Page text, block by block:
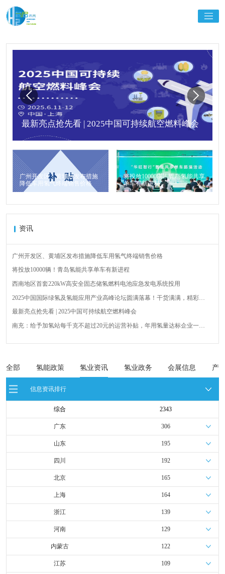
最新亮点抢先看 | 2025中国可持续航空燃料峰会
广州开发区、黄埔区发布措施
降低车用氢气终端销售价格
将投放10000辆！青岛氢能共享
单车有新进程
资讯
广州开发区、黄埔区发布措施降低车用氢气终端销售价格
将投放10000辆！青岛氢能共享单车有新进程
西南地区首套220kW高安全固态储氢燃料电池应急发电系统投用
2025中国国际绿氢及氢能应用产业高峰论坛圆满落幕！干货满满，精彩瞬
最新亮点抢先看 | 2025中国可持续航空燃料峰会
南充：给予加氢站每千克不超过20元的运营补贴，年用氢量达标企业一次
成果验收工作会议在呼伦贝尔举行
新疆俊瑞温宿规模化制绿氢项目开工仪式在温宿县成功举办
产业发展举办交流会
全部 氢能政策 氢业资讯 氢业政务 会展信息 产
信息资讯排行
综合 2343
广东 306
山东 195
四川 192
北京 165
上海 164
浙江 139
河南 129
内蒙古 122
江苏 109